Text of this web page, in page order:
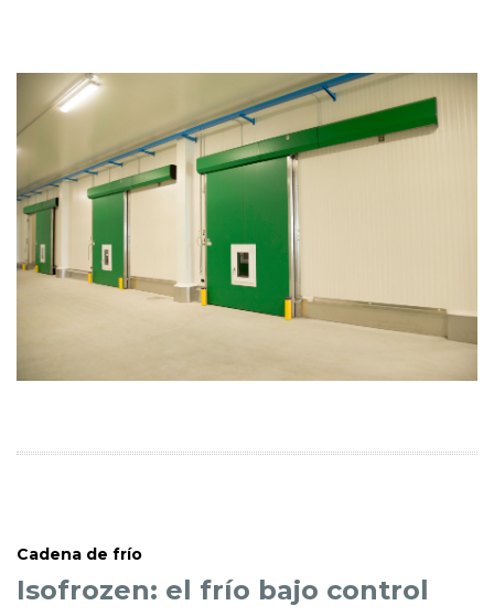
Cadena de frío
Isofrozen: el frío bajo control